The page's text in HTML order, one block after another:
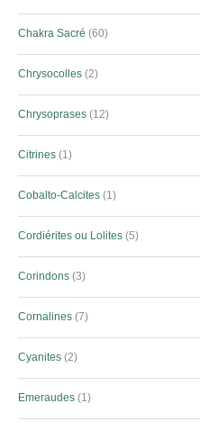
Chakra Sacré 60
Chrysocolles 2
Chrysoprases 12
Citrines 1
Cobalto-Calcites 1
Cordiérites ou Lolites 5
Corindons 3
Cornalines 7
Cyanites 2
Emeraudes 1